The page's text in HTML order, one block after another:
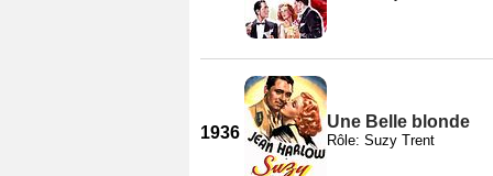
1936
Une Belle blonde
Rôle: Suzy Trent